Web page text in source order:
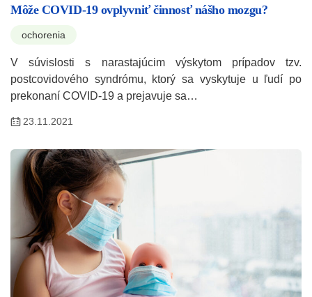
Môže COVID-19 ovplyvniť činnosť nášho mozgu?
ochorenia
V súvislosti s narastajúcim výskytom prípadov tzv.
postcovidového syndrómu, ktorý sa vyskytuje u ľudí po
prekonaní COVID-19 a prejavuje sa…
23.11.2021